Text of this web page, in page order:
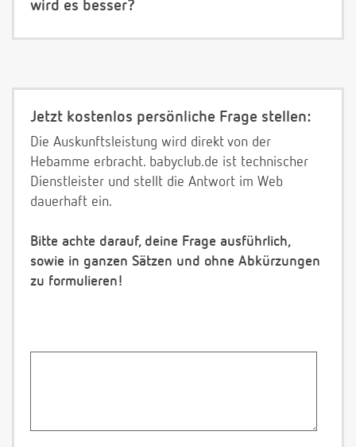
wird es besser?
Jetzt kostenlos persönliche Frage stellen:
Die Auskunftsleistung wird direkt von der
Hebamme erbracht. babyclub.de ist technischer
Dienstleister und stellt die Antwort im Web
dauerhaft ein.
Bitte achte darauf, deine Frage ausführlich,
sowie in ganzen Sätzen und ohne Abkürzungen
zu formulieren!